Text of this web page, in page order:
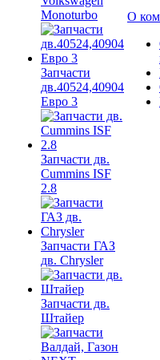
Monoturbo
Запчасти
дв.40524,40904
Евро 3
Запчасти дв.
Cummins ISF
2.8
Запчасти ГАЗ
дв. Chrysler
Запчасти дв.
Штайер
О